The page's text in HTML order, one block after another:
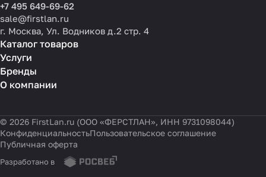
+7 495 649-69-62
sale@firstlan.ru
г. Москва, Ул. Водников д.2 стр. 4
Каталог товаров
Услуги
Бренды
О компании
© 2026 FirstLan.ru (ООО «ФЕРСТЛАН», ИНН 9731098044)
КонфиденциальностьПользовательское соглашение
Публичная оферта
Разработано в